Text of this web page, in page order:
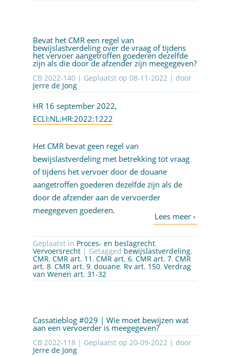
Bevat het CMR een regel van
bewijslastverdeling over de vraag of tijdens
het vervoer aangetroffen goederen dezelfde
zijn als die door de afzender zijn meegegeven?
CB 2022-140 | Geplaatst op 08-11-2022| door
Jerre de Jong
HR 16 september 2022,
ECLI:NL:HR:2022:1222
Het CMR bevat geen regel van
bewijslastverdeling met betrekking tot vraag
of tijdens het vervoer door de douane
aangetroffen goederen dezelfde zijn als de
door de afzender aan de vervoerder
meegegeven goederen.
Geplaatst in Proces- en beslagrecht,
Vervoersrecht | Getagged bewijslastverdeling,
CMR, CMR art. 11 , CMR art. 6, CMR art. 7, CMR
art. 8, CMR art. 9, douane, Rv art. 150, Verdrag
van Wenen art. 31-32
Cassatieblog #029 | Wie moet bewijzen wat
aan een vervoerder is meegegeven?
CB 2022-118 | Geplaatst op 20-09-2022| door
Jerre de Jong